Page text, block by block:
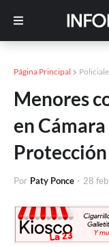
Página Principal
Menores
en
Por Paty Ponce - 28